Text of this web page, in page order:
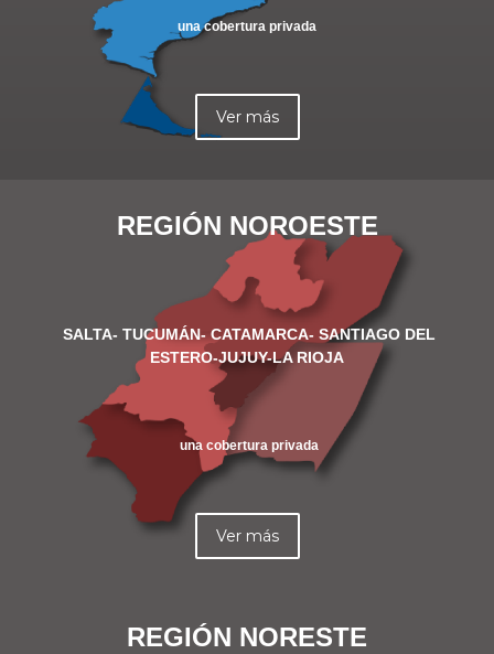
una cobertura privada
Ver más
REGIÓN NOROESTE
SALTA- TUCUMÁN- CATAMARCA- SANTIAGO DEL
ESTERO-JUJUY-LA RIOJA
una cobertura privada
Ver más
REGIÓN NORESTE